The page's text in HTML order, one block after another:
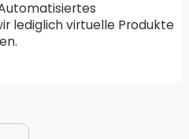
lediglich virtuelle Produkte